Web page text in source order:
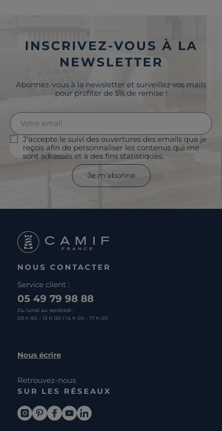
INSCRIVEZ-VOUS À LA
NEWSLETTER
Abonnez-vous à la newsletter et surveillez vos mails
pour profiter de 5% de remise !
J'accepte le suivi des ouvertures des emails que je
reçois afin de personnaliser les contenus qui me
sont adressés et à des fins statistiques.
Je m'abonne
NOUS CONTACTER
Service client :
05 49 79 98 88
Du lundi au vendredi :
09 h 00 – 13 h 00 / 14 h 00 – 17 h 00
Nous écrire
Retrouvez-nous
SUR LES RÉSEAUX